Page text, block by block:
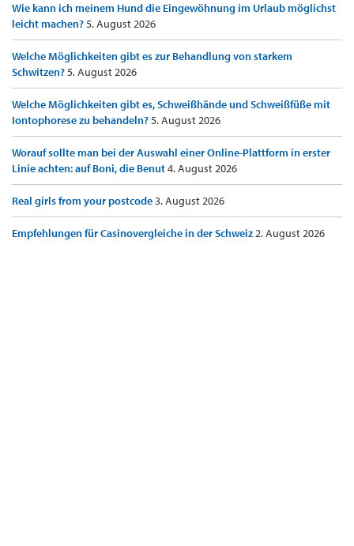
Wie kann ich meinem Hund die Eingewöhnung im Urlaub möglichst
leicht machen?5. August 2026
Welche Möglichkeiten gibt es zur Behandlung von starkem
Schwitzen?5. August 2026
Welche Möglichkeiten gibt es, Schweißhände und Schweißfüße mit
Iontophorese zu behandeln?5. August 2026
Worauf sollte man bei der Auswahl einer Online-Plattform in erster
Linie achten: auf Boni, die Benut4. August 2026
Real girls from your postcode3. August 2026
Empfehlungen für Casinovergleiche in der Schweiz2. August 2026